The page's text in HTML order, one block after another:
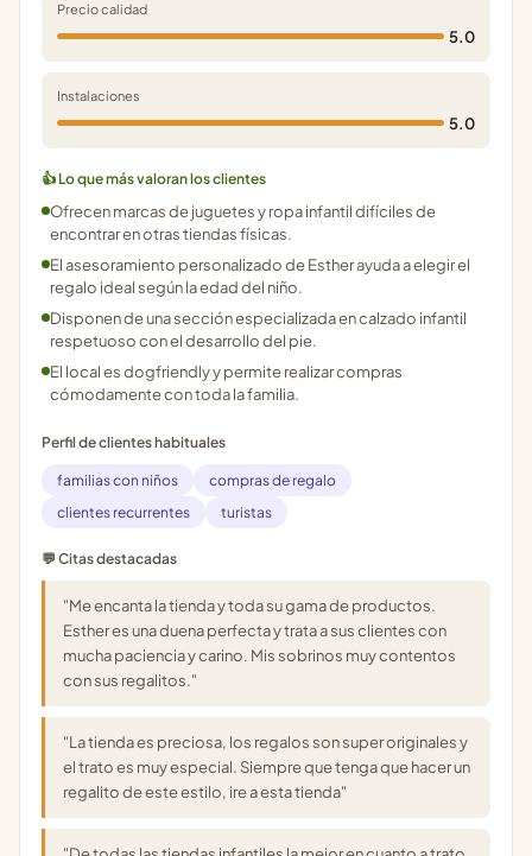
Precio calidad
5.0
Instalaciones
5.0
👍 Lo que más valoran los clientes
Ofrecen marcas de juguetes y ropa infantil difíciles de
encontrar en otras tiendas físicas.
El asesoramiento personalizado de Esther ayuda a elegir el
regalo ideal según la edad del niño.
Disponen de una sección especializada en calzado infantil
respetuoso con el desarrollo del pie.
El local es dogfriendly y permite realizar compras
cómodamente con toda la familia.
Perfil de clientes habituales
familias con niños
compras de regalo
clientes recurrentes
turistas
💬 Citas destacadas
"Me encanta la tienda y toda su gama de productos.
Esther es una duena perfecta y trata a sus clientes con
mucha paciencia y carino. Mis sobrinos muy contentos
con sus regalitos."
"La tienda es preciosa, los regalos son super originales y
el trato es muy especial. Siempre que tenga que hacer un
regalito de este estilo, ire a esta tienda"